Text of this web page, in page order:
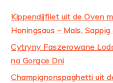
Kippendijfilet uit de Oven
Honingsaus – Mals,
Cytryny Faszerowane
na Gorące Dni
Champignonspaghetti uit